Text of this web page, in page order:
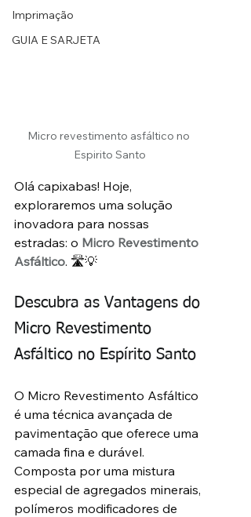
Imprimação
GUIA E SARJETA
Micro revestimento asfáltico no
Espirito Santo
Olá capixabas! Hoje,
exploraremos uma solução
inovadora para nossas
estradas: o Micro Revestimento
Asfáltico. 🛣️💡
Descubra as Vantagens do
Micro Revestimento
Asfáltico no Espírito Santo
O Micro Revestimento Asfáltico
é uma técnica avançada de
pavimentação que oferece uma
camada fina e durável.
Composta por uma mistura
especial de agregados minerais,
polímeros modificadores de